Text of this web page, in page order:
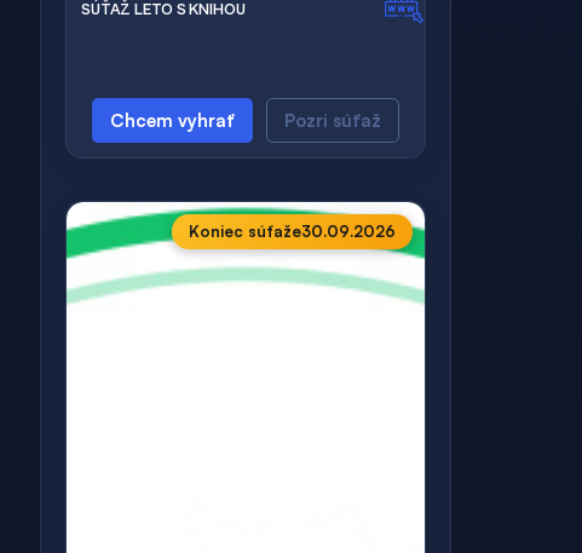
SÚŤAŽ LETO S KNIHOU
Chcem vyhrať Pozri súťaž
Koniec súťaže30.09.2026